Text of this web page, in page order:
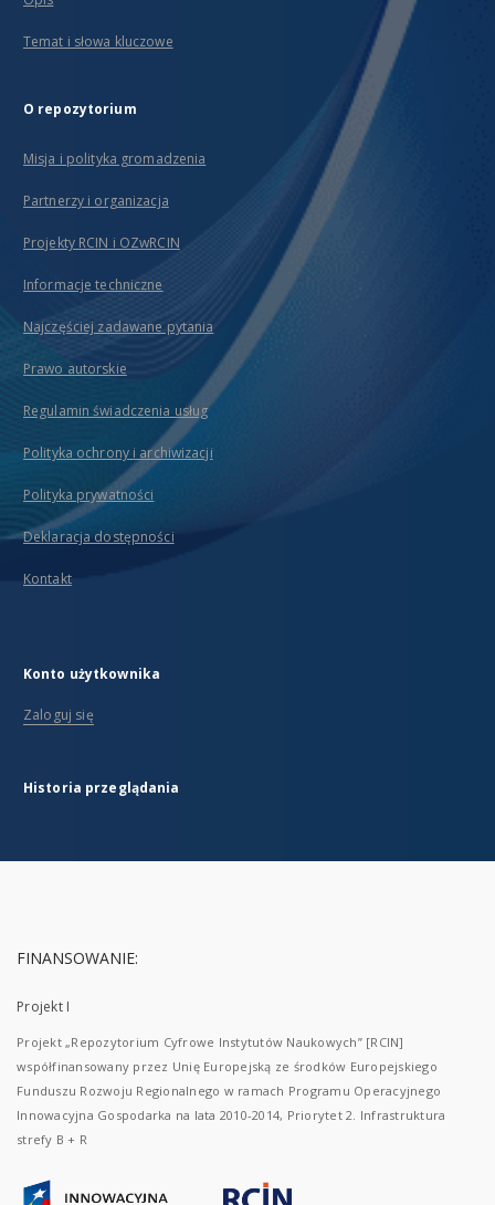
Temat i słowa kluczowe
O repozytorium
Misja i polityka gromadzenia
Partnerzy i organizacja
Projekty RCIN i OZwRCIN
Informacje techniczne
Najczęściej zadawane pytania
Prawo autorskie
Regulamin świadczenia usług
Polityka ochrony i archiwizacji
Polityka prywatności
Deklaracja dostępności
Kontakt
Konto użytkownika
Zaloguj się
Historia przeglądania
FINANSOWANIE:
Projekt I
Projekt „Repozytorium Cyfrowe Instytutów Naukowych” [RCIN]
współfinansowany przez Unię Europejską ze środków Europejskiego
Funduszu Rozwoju Regionalnego w ramach Programu Operacyjnego
Innowacyjna Gospodarka na lata 2010-2014, Priorytet 2. Infrastruktura
strefy B + R